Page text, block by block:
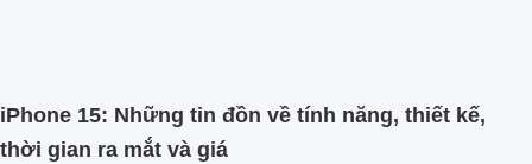
iPhone 15: Những tin đồn về tính năng, thiết kế,
thời gian ra mắt và giá